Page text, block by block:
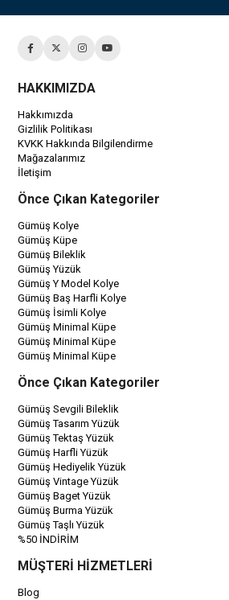
HAKKIMIZDA
Hakkımızda
Gizlilik Politikası
KVKK Hakkında Bilgilendirme
Mağazalarımız
İletişim
Önce Çıkan Kategoriler
Gümüş Kolye
Gümüş Küpe
Gümüş Bileklik
Gümüş Yüzük
Gümüş Y Model Kolye
Gümüş Baş Harfli Kolye
Gümüş İsimli Kolye
Gümüş Minimal Küpe
Gümüş Minimal Küpe
Gümüş Minimal Küpe
Önce Çıkan Kategoriler
Gümüş Sevgili Bileklik
Gümüş Tasarım Yüzük
Gümüş Tektaş Yüzük
Gümüş Harfli Yüzük
Gümüş Hediyelik Yüzük
Gümüş Vintage Yüzük
Gümüş Baget Yüzük
Gümüş Burma Yüzük
Gümüş Taşlı Yüzük
%50 İNDİRİM
MÜŞTERİ HİZMETLERİ
Blog